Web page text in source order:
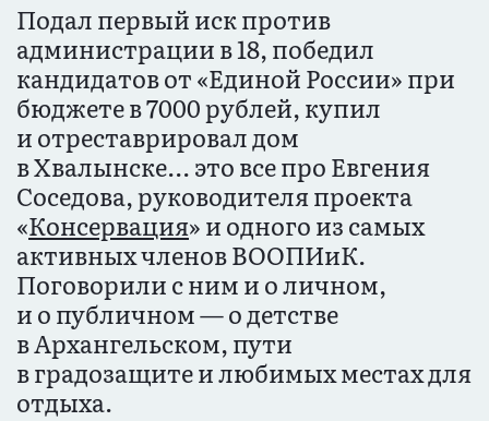
Подал первый иск против
администрации в 18, победил
кандидатов от «Единой России» при
бюджете в 7000 рублей, купил
и отреставрировал дом
в Хвалынске... это все про Евгения
Соседова, руководителя проекта
«Консервация» и одного из самых
активных членов ВООПИиК.
Поговорили с ним и о личном,
и о публичном — о детстве
в Архангельском, пути
в градозащите и любимых местах для
отдыха.